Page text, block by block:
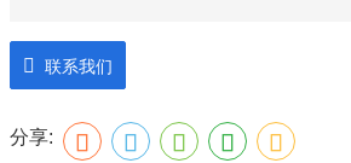
联系我们
分享: